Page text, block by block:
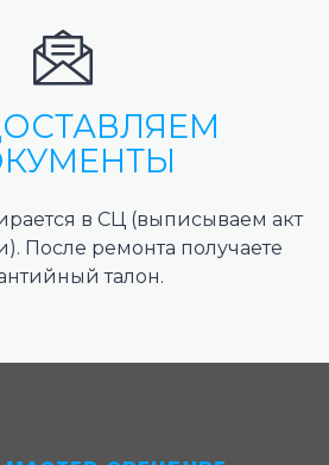
в СЦ (выписываем акт
После ремонта получаете
талон.